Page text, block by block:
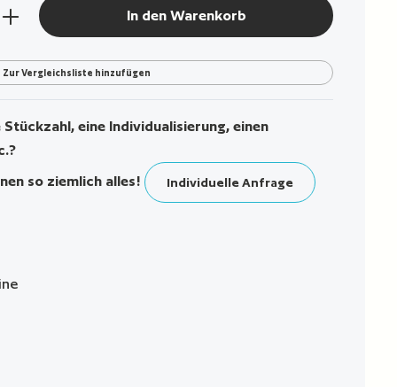
gewünschten Wert ein oder benutze die
In den Warenkorb
Zur Vergleichsliste hinzufügen
eine Individualisierung, einen
so ziemlich alles!
Individuelle Anfrage